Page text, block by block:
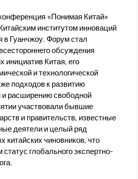
«Понимая Китай»
институтом инноваций
в Гуанчжоу. Форум стал
обсуждения
инициатив Китая, его
и технологической
подходов к развитию
и расширению свободной
участвовали бывшие
и правительств, известные
деятели и целый ряд
китайских чиновников, что
глобального экспертно-